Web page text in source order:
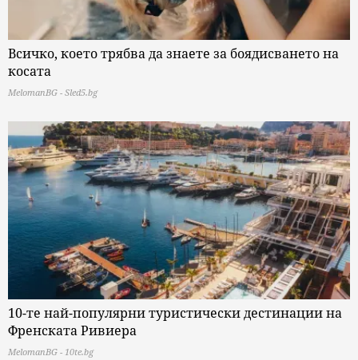
Всичко, което трябва да знаете за боядисването на
косата
MelomanBG - Sled5.bg
10-те най-популярни туристически дестинации на
Френската Ривиера
MelomanBG - 10te.bg